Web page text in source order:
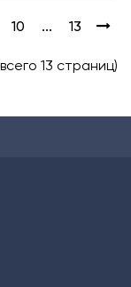
10 ... 13
13 страниц)